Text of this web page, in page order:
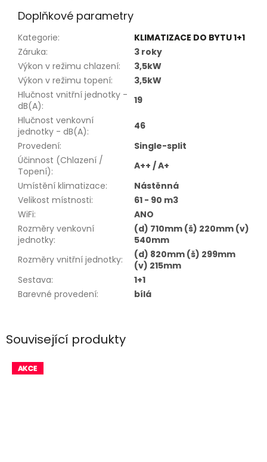
Související produkty
Doplňkové parametry
Kategorie:
KLIMATIZACE DO BYTU 1+1
Záruka:
3 roky
Výkon v režimu chlazení:
3,5kW
Výkon v režimu topení:
3,5kW
Hlučnost vnitřní jednotky -
dB(A):
19
Hlučnost venkovní
jednotky - dB(A):
46
Provedení:
Single-split
Účinnost (Chlazení /
Topení):
A++ / A+
Umístění klimatizace:
Nástěnná
Velikost místnosti:
61 - 90 m3
WiFi:
ANO
Rozměry venkovní
jednotky:
(d) 710mm (š) 220mm (v)
540mm
Rozměry vnitřní jednotky:
(d) 820mm (š) 299mm
(v) 215mm
Sestava:
1+1
Barevné provedení: bílá